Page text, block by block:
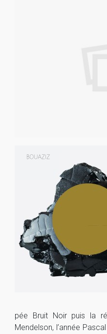
pée Bruit Noir puis la
Mendelson, l’année